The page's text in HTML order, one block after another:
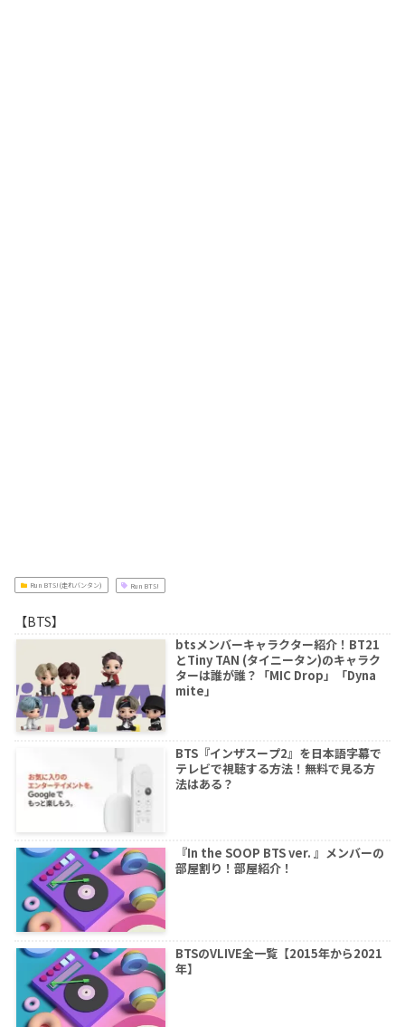
Run BTS!(走れバンタン) Run BTS!
【BTS】
btsメンバーキャラクター紹介！BT21
とTiny TAN (タイニータン)のキャラク
ターは誰が誰？「MIC Drop」「Dyna
mite」
BTS『インザスープ2』を日本語字幕で
テレビで視聴する方法！無料で見る方
法はある？
『In the SOOP BTS ver. 』メンバーの
部屋割り！部屋紹介！
BTSのVLIVE全一覧【2015年から2021
年】